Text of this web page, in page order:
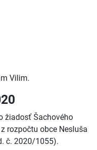
Vilim.
žiadosť Šachového
rozpočtu obce Nesluša
č. 2020/1055).